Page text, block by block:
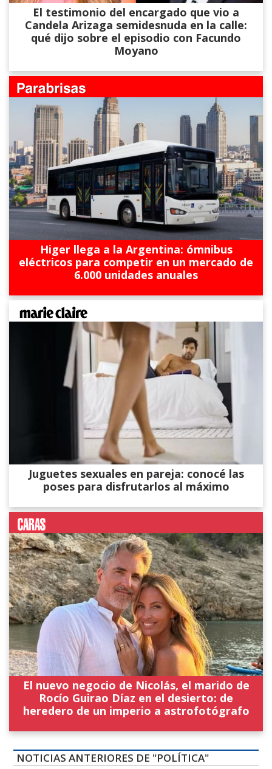
El testimonio del encargado que vio a
Candela Arizaga semidesnuda en la calle:
qué dijo sobre el episodio con Facundo
Moyano
Higer llega a la Argentina: ómnibus
eléctricos para competir en un mercado de
6.000 unidades anuales
Juguetes sexuales en pareja: conocé las
poses para disfrutarlos al máximo
El nuevo negocio de Nicolás, el marido de
Rocío Guirao Díaz en el desierto: de
heredero de un imperio a astrofotógrafo
NOTICIAS ANTERIORES DE "POLÍTICA"